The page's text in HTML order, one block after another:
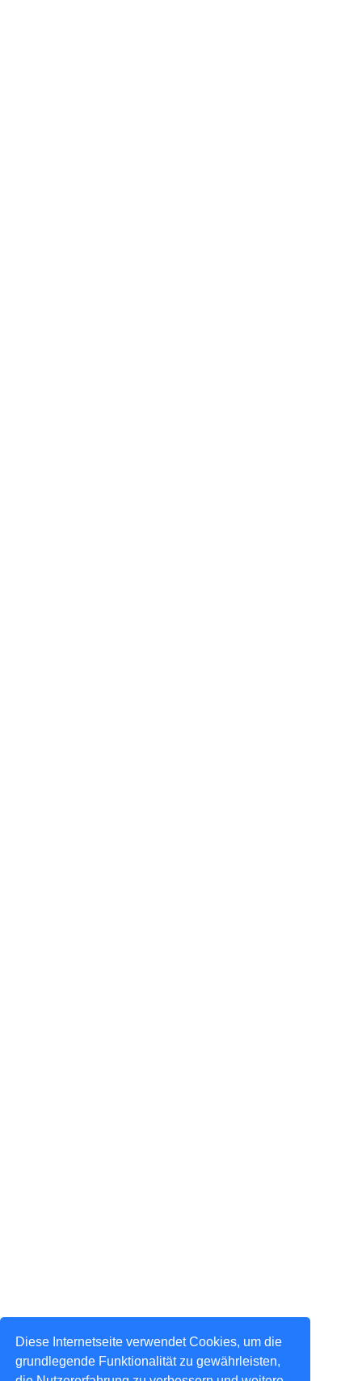
Diese Internetseite verwendet Cookies, um die
grundlegende Funktionalität zu gewährleisten,